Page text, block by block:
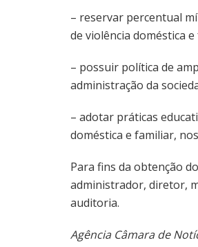
– reservar percentual
de violência doméstica
– possuir política de
administração da
– adotar práticas
doméstica e familiar,
Para fins da obtenção
administrador, diretor,
auditoria.
Agência Câmara de